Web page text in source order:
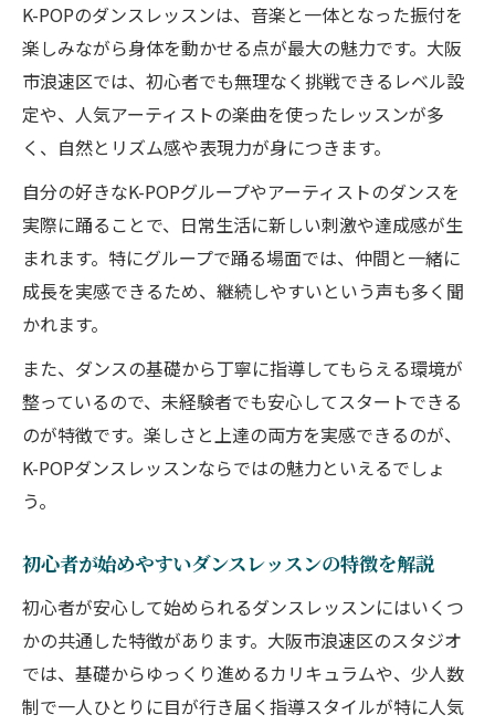
初心者歓迎のダンスレッスン教室選びのポ
イント
大阪市浪速区で安心して通えるダンスレッ
スン情報
丁寧な指導が受けられるダンスレッスンの
探し方
ダンスレッスン初心者向け教室の見極め方
を紹介
未経験でも通いやすいダンスレッスン教室
ダンス未経験者も基礎から学べるK-POP入門
ダンスレッスンで基礎から始めるK-POP入
門の魅力
未経験から安心して学べるダンスレッスン
K-POPダンスレッスンで基本ステップを身
初心者向けダンスレッスンで感じる成長の
実感
ダンスレッスンでK-POPの基礎を無理なく
K-POPのダンスレッスンは、音楽と一体となった振付を
楽しみながら身体を動かせる点が最大の魅力です。大阪
市浪速区では、初心者でも無理なく挑戦できるレベル設
定や、人気アーティストの楽曲を使ったレッスンが多
く、自然とリズム感や表現力が身につきます。
自分の好きなK-POPグループやアーティストのダンスを
実際に踊ることで、日常生活に新しい刺激や達成感が生
まれます。特にグループで踊る場面では、仲間と一緒に
成長を実感できるため、継続しやすいという声も多く聞
かれます。
また、ダンスの基礎から丁寧に指導してもらえる環境が
整っているので、未経験者でも安心してスタートできる
のが特徴です。楽しさと上達の両方を実感できるのが、
K-POPダンスレッスンならではの魅力といえるでしょ
う。
初心者が始めやすいダンスレッスンの特徴を解説
初心者が安心して始められるダンスレッスンにはいくつ
かの共通した特徴があります。大阪市浪速区のスタジオ
では、基礎からゆっくり進めるカリキュラムや、少人数
制で一人ひとりに目が行き届く指導スタイルが特に人気